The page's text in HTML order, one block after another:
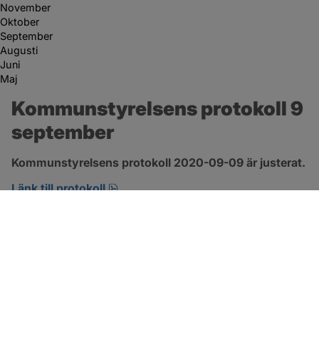
November
Oktober
September
Augusti
Juni
Maj
Kommunstyrelsens protokoll 9
september
Kommunstyrelsens protokoll 2020-09-09 är justerat.
Länk till protokoll
pdf, 421.6 kB, öppnas i nytt fönster.